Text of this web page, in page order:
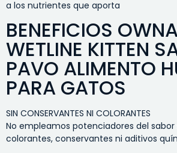
a los nutrientes que aporta
BENEFICIOS
WETLINE KITTEN
PAVO ALIMENTO
PARA GATOS
SIN CONSERVANTES NI COLORANTES
No empleamos potenciadores del
colorantes, conservantes ni aditivos